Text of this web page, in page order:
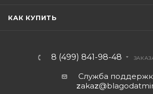
КАК КУПИТЬ
8 (499) 841-98-48
Служба
zakaz